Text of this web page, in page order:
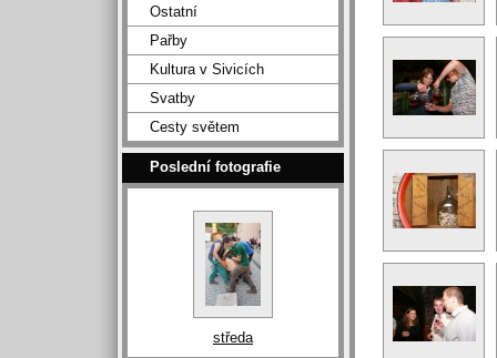
Ostatní
Pařby
Kultura v Sivicích
Svatby
Cesty světem
Poslední fotografie
středa